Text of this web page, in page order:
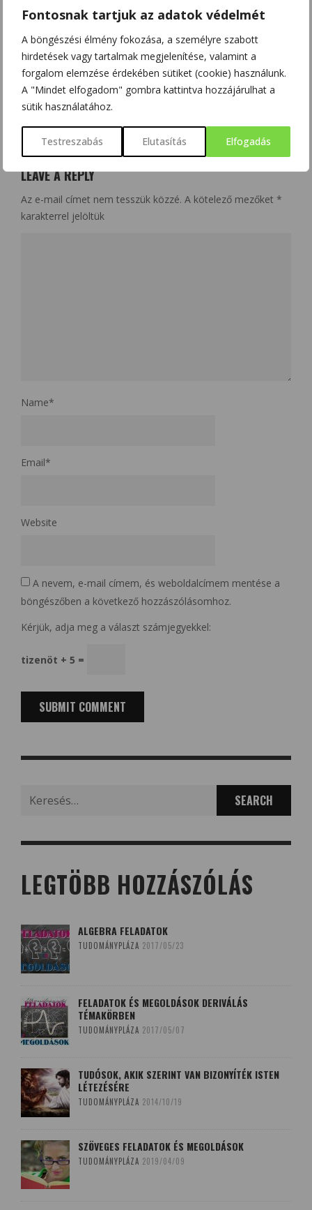
Fontosnak tartjuk az adatok védelmét
A böngészési élmény fokozása, a személyre szabott
hirdetések vagy tartalmak megjelenítése, valamint a
forgalom elemzése érdekében sütiket (cookie) használunk.
A "Mindet elfogadom" gombra kattintva hozzájárulhat a
sütik használatához.
Testreszabás Elutasítás Elfogadás
ÖSSZEFOGÁSSAL KÉSZÜL PÉCS A MÚZEUMOK ÉJSZAKÁJÁRA
NO COMMENT
LEAVE A REPLY
Az e-mail címet nem tesszük közzé. A kötelező mezőket *
karakterrel jelöltük
Name*
Email*
Website
A nevem, e-mail címem, és weboldalcímem mentése a
böngészőben a következő hozzászólásomhoz.
Kérjük, adja meg a választ számjegyekkel:
tizenöt + 5 =
for:
LEGTÖBB HOZZÁSZÓLÁS
ALGEBRA FELADATOK
TUDOMÁNYPLÁZA 2017/05/23
FELADATOK ÉS MEGOLDÁSOK DERIVÁLÁS
TÉMAKÖRBEN
TUDOMÁNYPLÁZA 2017/05/07
TUDÓSOK, AKIK SZERINT VAN BIZONYÍTÉK ISTEN
LÉTEZÉSÉRE
TUDOMÁNYPLÁZA 2014/10/19
SZÖVEGES FELADATOK ÉS MEGOLDÁSOK
TUDOMÁNYPLÁZA 2019/04/09